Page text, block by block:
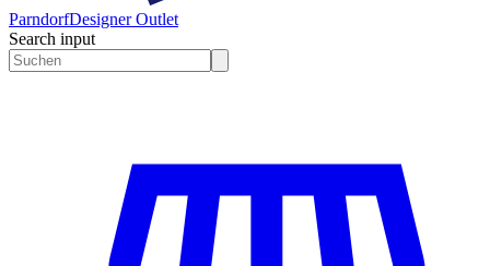
ParndorfDesigner Outlet
Search input